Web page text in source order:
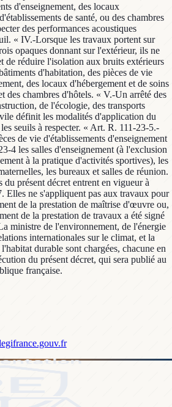
d'enseignement, des locaux
de santé, ou des chambres
des performances acoustiques
« IV.-Lorsque les travaux portent sur
opaques donnant sur l'extérieur, ils ne
de réduire l'isolation aux bruits extérieurs
d'habitation, des pièces de vie
des locaux d'hébergement et de soins
des chambres d'hôtels. « V.-Un arrêté des
de l'écologie, des transports
définit les modalités d'application du
seuils à respecter. « Art. R. 111-23-5.-
de vie d'établissements d'enseignement
4 les salles d'enseignement (à l'exclusion
à la pratique d'activités sportives), les
les bureaux et salles de réunion.
présent décret entrent en vigueur à
Elles ne s'appliquent pas aux travaux pour
de la prestation de maîtrise d'œuvre ou,
de la prestation de travaux a été signé
ministre de l'environnement, de l'énergie
internationales sur le climat, et la
durable sont chargées, chacune en
du présent décret, qui sera publié au
française.